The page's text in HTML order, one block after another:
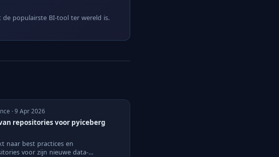
populairste BI-tool ter wereld is.
· 9 Apr 2026
repositories voor pyiceberg
naar best practices en
voor zijn nieuwe data-